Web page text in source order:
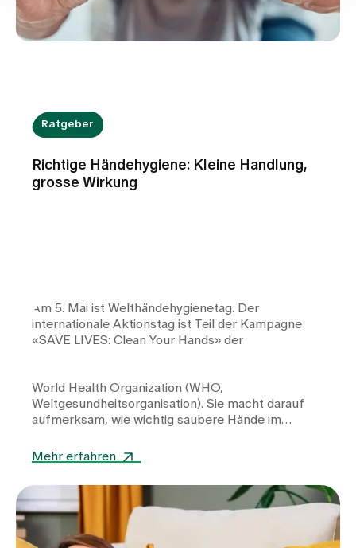
Ratgeber
Richtige Händehygiene: Kleine Handlung,
grosse Wirkung
Am 5. Mai ist Welthändehygienetag. Der
internationale Aktionstag ist Teil der Kampagne
«SAVE LIVES: Clean Your Hands» der
World Health Organization (WHO,
Weltgesundheitsorganisation). Sie macht darauf
aufmerksam, wie wichtig saubere Hände im
Mehr erfahren